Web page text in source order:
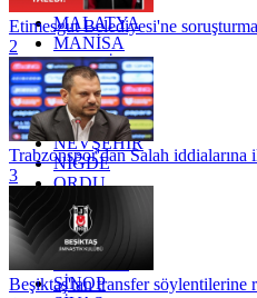
MALATYA
MANİSA
MARDİN
MERSİN
MUĞLA
MUŞ
NEVŞEHİR
NİĞDE
ORDU
OSMANİYE
RİZE
SAKARYA
SİNOP
Etimesgut Belediyesi'ne
2
Trabzonspor'dan Salah iddialarına
3
Beşiktaş'tan transfer söylentilerine